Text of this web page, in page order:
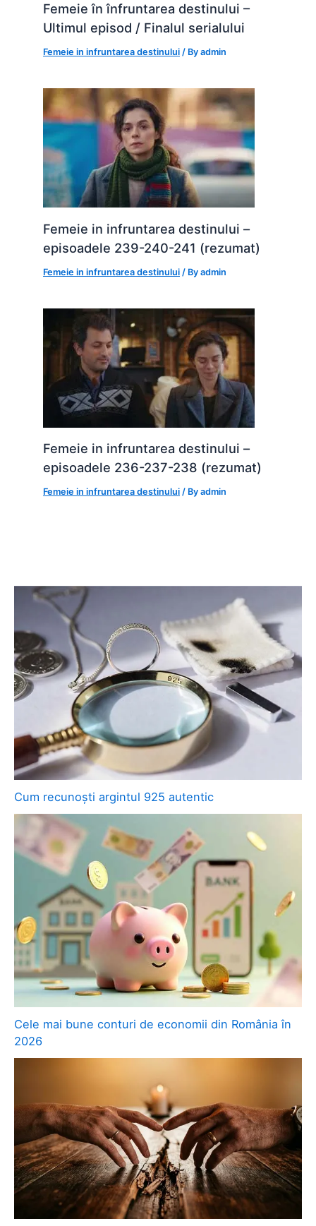
Femeie în înfruntarea destinului –
Ultimul episod / Finalul serialului
Femeie in infruntarea destinului / Byadmin
Femeie in infruntarea destinului –
episoadele 239-240-241 (rezumat)
Femeie in infruntarea destinului / Byadmin
Femeie in infruntarea destinului –
episoadele 236-237-238 (rezumat)
Femeie in infruntarea destinului / Byadmin
Cum recunoști argintul 925 autentic
Cele mai bune conturi de economii din România în
2026